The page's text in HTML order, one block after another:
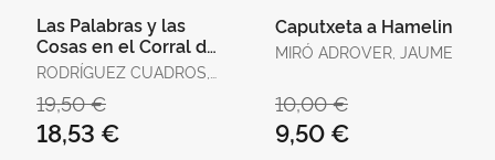
Las Palabras y las
Cosas en el Corral de
Comedias
RODRÍGUEZ CUADROS,
19,50 €
18,53 €
Caputxeta a Hamelin
MIRÓ ADROVER, JAUME
10,00 €
9,50 €